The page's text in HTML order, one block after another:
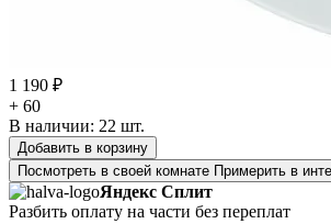
1 190 ₽
+ 60
В наличии: 22 шт.
Добавить в корзину
Посмотреть в своей комнате Примерить в
Яндекс Сплит
Разбить оплату на части без переплат